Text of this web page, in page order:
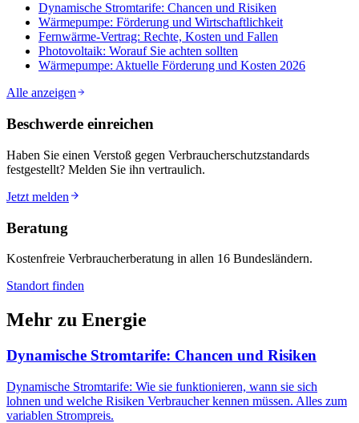
Dynamische Stromtarife: Chancen und Risiken
Wärmepumpe: Förderung und Wirtschaftlichkeit
Fernwärme-Vertrag: Rechte, Kosten und Fallen
Photovoltaik: Worauf Sie achten sollten
Wärmepumpe: Aktuelle Förderung und Kosten 2026
Alle anzeigen
Beschwerde einreichen
Haben Sie einen Verstoß gegen Verbraucherschutzstandards
festgestellt? Melden Sie ihn vertraulich.
Jetzt melden
Beratung
Kostenfreie Verbraucherberatung in allen 16 Bundesländern.
Standort finden
Mehr zu Energie
Dynamische Stromtarife: Chancen und Risiken
Dynamische Stromtarife: Wie sie funktionieren, wann sie sich
lohnen und welche Risiken Verbraucher kennen müssen. Alles zum
variablen Strompreis.